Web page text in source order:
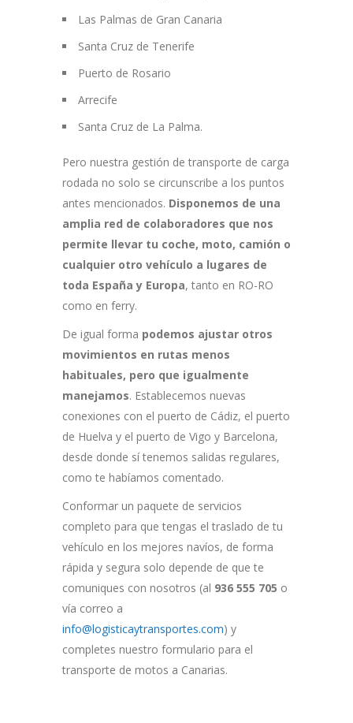
Las Palmas de Gran Canaria
Santa Cruz de Tenerife
Puerto de Rosario
Arrecife
Santa Cruz de La Palma.
Pero nuestra gestión de transporte de carga
rodada no solo se circunscribe a los puntos
antes mencionados. Disponemos de una
amplia red de colaboradores que nos
permite llevar tu coche, moto, camión o
cualquier otro vehículo a lugares de
toda España y Europa, tanto en RO-RO
como en ferry.
De igual forma podemos ajustar otros
movimientos en rutas menos
habituales, pero que igualmente
manejamos. Establecemos nuevas
conexiones con el puerto de Cádiz, el puerto
de Huelva y el puerto de Vigo y Barcelona,
desde donde sí tenemos salidas regulares,
como te habíamos comentado.
Conformar un paquete de servicios
completo para que tengas el traslado de tu
vehículo en los mejores navíos, de forma
rápida y segura solo depende de que te
comuniques con nosotros (al 936 555 705 o
vía correo a
info@logisticaytransportes.com) y
completes nuestro formulario para el
transporte de motos a Canarias.